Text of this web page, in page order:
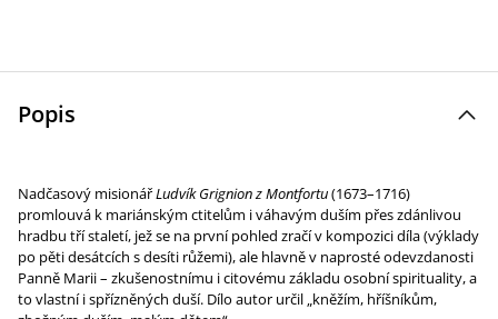
Popis
Nadčasový misionářLudvík Grignion z Montfortu(1673–1716)
promlouvá k mariánským ctitelům i váhavým duším přes zdánlivou
hradbu tří staletí, jež se na první pohled zračí v kompozici díla (výklady
po pěti desátcích s desíti růžemi), ale hlavně v naprosté odevzdanosti
Panně Marii – zkušenostnímu i citovému základu osobní spirituality, a
to vlastní i spřízněných duší. Dílo autor určil „kněžím, hříšníkům,